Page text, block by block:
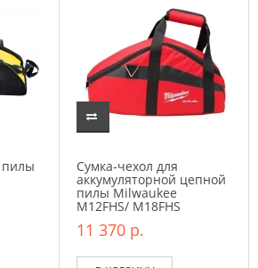
пилы Сумка-чехол для
аккумуляторной цепной
пилы Milwaukee
M12FHS/ M18FHS
11 370 р.